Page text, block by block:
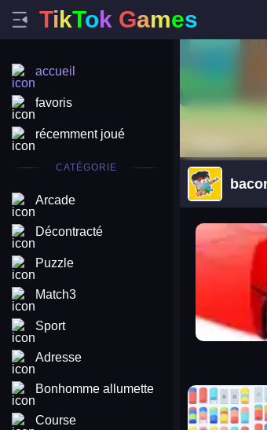
TikTok Games
accueil
favoris
récemment joué
CATÉGORIE
Arcade
Décontracté
Puzzle
Match3
Sport
Adresse
Bonhomme allumette
Course
arena king
merge coin